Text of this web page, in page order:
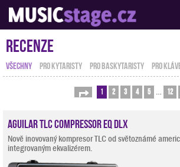
S muzikanty pro muzikanty
Recenze
VŠECHNY PRO KYTARISTY PRO BASKYTARISTY PRO
Stránka 1z 12
1 2 3 4 5 12
Aguilar TLC Compressor EQ DLX
Nově inovovaný kompresor TLC od světoznámé
integrovaným ekvalizérem.